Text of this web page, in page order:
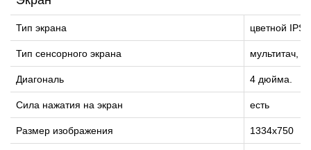
Тип экрана цветной
Тип сенсорного экрана мультитач,
Диагональ 4 дюйма.
Сила нажатия на экран есть
Размер изображения 1334x750